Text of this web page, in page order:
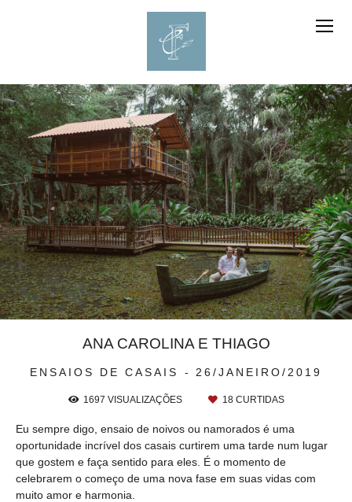
ENSAIOS DE CASAIS 26/JANEIRO/2019
ANA CAROLINA E THIAGO
1697 VISUALIZAÇÕES 18CURTIDAS
Eu sempre digo, ensaio de noivos ou namorados é uma
oportunidade incrível dos casais curtirem uma tarde num lugar
que gostem e faça sentido para eles. É o momento de
celebrarem o começo de uma nova fase em suas vidas com
muito amor e harmonia.